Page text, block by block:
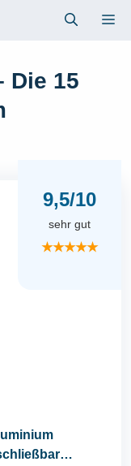
Die 15
9,5/10
sehr gut
★★★★★